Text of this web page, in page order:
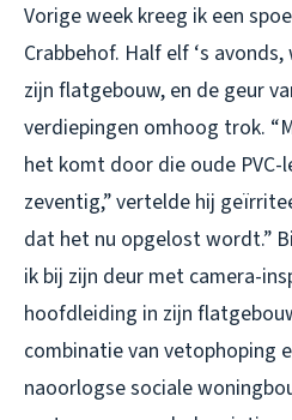
Vorige week kreeg ik een
Crabbehof. Half elf ‘s
zijn flatgebouw, en de geur
verdiepingen omhoog trok.
het komt door die oude
zeventig,” vertelde hij
dat het nu opgelost wordt.”
ik bij zijn deur met camera-
hoofdleiding in zijn
combinatie van vetophoping
naoorlogse sociale